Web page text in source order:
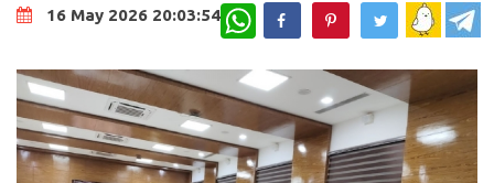
16 May 2026 20:03:54 WhatsApp